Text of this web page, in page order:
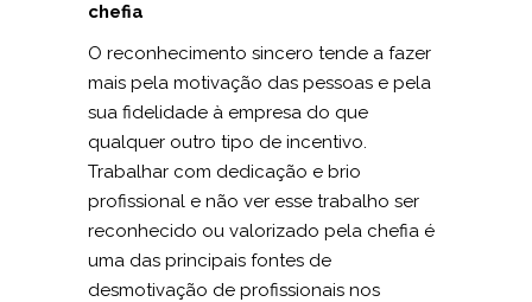
chefia
O reconhecimento sincero tende a fazer
mais pela motivação das pessoas e pela
sua fidelidade à empresa do que
qualquer outro tipo de incentivo.
Trabalhar com dedicação e brio
profissional e não ver esse trabalho ser
reconhecido ou valorizado pela chefia é
uma das principais fontes de
desmotivação de profissionais nos